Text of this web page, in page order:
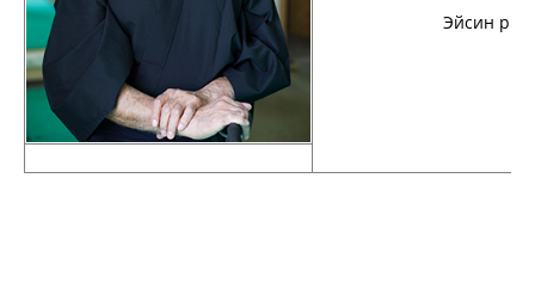
Эйсин рю Иайдо